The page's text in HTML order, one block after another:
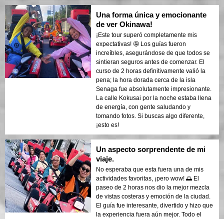
Una forma única y emocionante
de ver Okinawa!
¡Este tour superó completamente mis
expectativas! 🤩 Los guías fueron
increíbles, asegurándose de que todos se
sintieran seguros antes de comenzar. El
curso de 2 horas definitivamente valió la
pena; la hora dorada cerca de la isla
Senaga fue absolutamente impresionante.
La calle Kokusai por la noche estaba llena
de energía, con gente saludando y
tomando fotos. Si buscas algo diferente,
¡esto es!
Un aspecto sorprendente de mi
viaje.
No esperaba que esta fuera una de mis
actividades favoritas, ¡pero wow! 🌅 El
paseo de 2 horas nos dio la mejor mezcla
de vistas costeras y emoción de la ciudad.
El guía fue interesante, divertido y hizo que
la experiencia fuera aún mejor. Todo el